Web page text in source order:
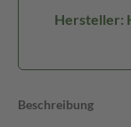
Hersteller:
Beschreibung